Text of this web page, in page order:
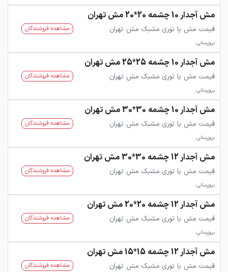
مش آجدار 10 چشمه 20*20 مش تهران
قیمت مش یا توری مشبک مش تهران
بروزرسانی:
مشاهده فروشندگان
مش آجدار 10 چشمه 25*25 مش تهران
قیمت مش یا توری مشبک مش تهران
بروزرسانی:
مشاهده فروشندگان
مش آجدار 10 چشمه 30*30 مش تهران
قیمت مش یا توری مشبک مش تهران
بروزرسانی:
مشاهده فروشندگان
مش آجدار 12 چشمه 30*30 مش تهران
قیمت مش یا توری مشبک مش تهران
بروزرسانی:
مشاهده فروشندگان
مش آجدار 12 چشمه 20*20 مش تهران
قیمت مش یا توری مشبک مش تهران
بروزرسانی:
مشاهده فروشندگان
مش آجدار 12 چشمه 15*15 مش تهران
قیمت مش یا توری مشبک مش تهران مشاهده فروشندگان